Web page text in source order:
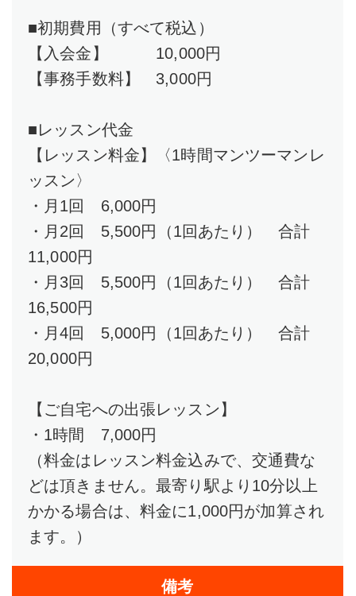
■初期費用（すべて税込）
【入会金】 10,000円
【事務手数料】 3,000円
■レッスン代金
【レッスン料金】〈1時間マンツーマンレ
ッスン〉
・月1回 6,000円
・月2回 5,500円（1回あたり） 合計
11,000円
・月3回 5,500円（1回あたり） 合計
16,500円
・月4回 5,000円（1回あたり） 合計
20,000円
【ご自宅への出張レッスン】
・1時間 7,000円
（料金はレッスン料金込みで、交通費な
どは頂きません。最寄り駅より10分以上
かかる場合は、料金に1,000円が加算され
ます。）
備考